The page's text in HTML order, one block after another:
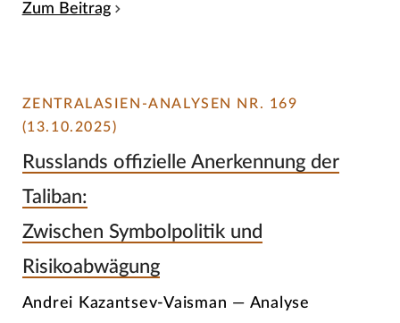
Zum Beitrag
ZENTRALASIEN-ANALYSEN NR. 169
(13.10.2025)
Russlands offizielle Anerkennung der
Taliban:
Zwischen Symbolpolitik und
Risikoabwägung
Andrei Kazantsev-Vaisman — Analyse